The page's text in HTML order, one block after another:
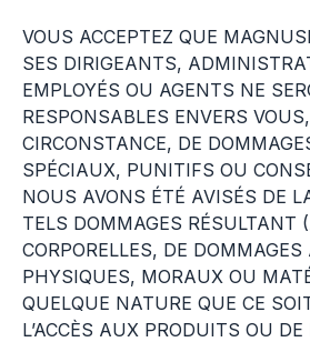
VOUS ACCEPTEZ QUE
SES DIRIGEANTS,
EMPLOYÉS OU AGENTS NE
RESPONSABLES ENVERS
CIRCONSTANCE, DE
SPÉCIAUX, PUNITIFS OU
NOUS AVONS ÉTÉ AVISÉS DE
TELS DOMMAGES RÉSULTANT
CORPORELLES, DE
PHYSIQUES, MORAUX OU
QUELQUE NATURE QUE CE
L’ACCÈS AUX PRODUITS OU DE